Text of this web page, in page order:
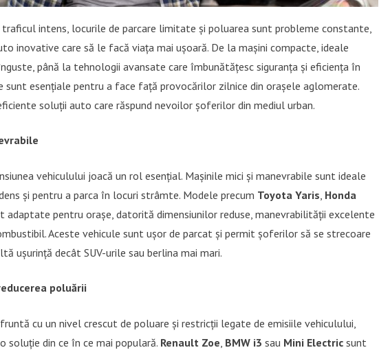
intens, locurile de parcare limitate și poluarea sunt probleme constante,
inovative care să le facă viața mai ușoară. De la mașini compacte, ideale
până la tehnologii avansate care îmbunătățesc siguranța și eficiența în
esențiale pentru a face față provocărilor zilnice din orașele aglomerate.
soluții auto care răspund nevoilor șoferilor din mediul urban.
vehiculului joacă un rol esențial. Mașinile mici și manevrabile sunt ideale
și pentru a parca în locuri strâmte. Modele precum Toyota Yaris, Honda
adaptate pentru orașe, datorită dimensiunilor reduse, manevrabilității excelente
Aceste vehicule sunt ușor de parcat și permit șoferilor să se strecoare
ușurință decât SUV-urile sau berlina mai mari.
poluării
cu un nivel crescut de poluare și restricții legate de emisiile vehiculului,
soluție din ce în ce mai populară. Renault Zoe, BMW i3 sau Mini Electric sunt